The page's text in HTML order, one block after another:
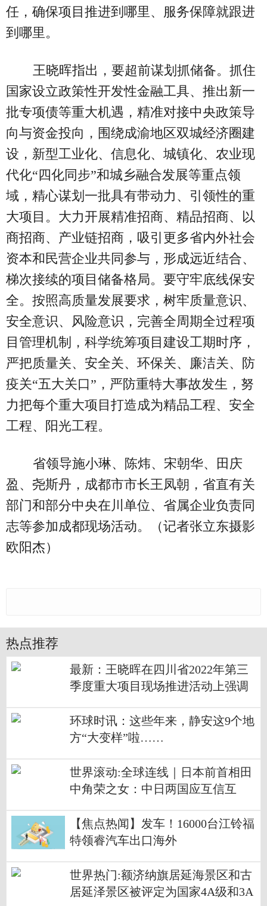
任，确保项目推进到哪里、服务保障就跟进
到哪里。
王晓晖指出，要超前谋划抓储备。抓住
国家设立政策性开发性金融工具、推出新一
批专项债等重大机遇，精准对接中央政策导
向与资金投向，围绕成渝地区双城经济圈建
设，新型工业化、信息化、城镇化、农业现
代化“四化同步”和城乡融合发展等重点领
域，精心谋划一批具有带动力、引领性的重
大项目。大力开展精准招商、精品招商、以
商招商、产业链招商，吸引更多省内外社会
资本和民营企业共同参与，形成远近结合、
梯次接续的项目储备格局。要守牢底线保安
全。按照高质量发展要求，树牢质量意识、
安全意识、风险意识，完善全周期全过程项
目管理机制，科学统筹项目建设工期时序，
严把质量关、安全关、环保关、廉洁关、防
疫关“五大关口”，严防重特大事故发生，努
力把每个重大项目打造成为精品工程、安全
工程、阳光工程。
省领导施小琳、陈炜、宋朝华、田庆
盈、尧斯丹，成都市市长王凤朝，省直有关
部门和部分中央在川单位、省属企业负责同
志等参加成都现场活动。（记者张立东摄影
欧阳杰）
热点推荐
最新：王晓晖在四川省2022年第三
季度重大项目现场推进活动上强调
大有效投资努力完成全年目标任务
为全国大局多作贡献黄强主持
环球时讯：这些年来，静安这9个地
方“大变样”啦……
世界滚动:全球连线｜日本前首相田
中角荣之女：中日两国应互信互
【焦点热闻】发车！16000台江铃福
特领睿汽车出口海外
世界热门:额济纳旗居延海景区和古
居延泽景区被评定为国家4A级和3A